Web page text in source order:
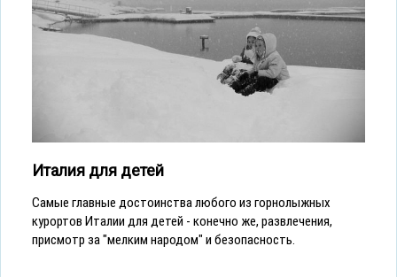
Италия для детей
Cамые главные достоинства любого из горнолыжных
курортов Италии для детей - конечно же, развлечения,
присмотр за "мелким народом" и безопасность.